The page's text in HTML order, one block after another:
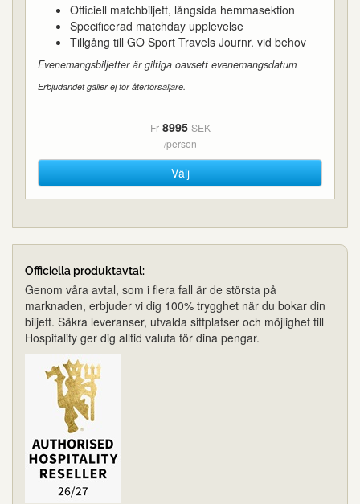
Officiell matchbiljett, långsida hemmasektion
Specificerad matchday upplevelse
Tillgång till GO Sport Travels Journr. vid behov
Evenemangsbiljetter är giltiga oavsett evenemangsdatum
Erbjudandet gäller ej för återförsäljare.
Fr 8995 SEK
/person
Välj
Officiella produktavtal:
Genom våra avtal, som i flera fall är de största på
marknaden, erbjuder vi dig 100% trygghet när du bokar din
biljett. Säkra leveranser, utvalda sittplatser och möjlighet till
Hospitality ger dig alltid valuta för dina pengar.